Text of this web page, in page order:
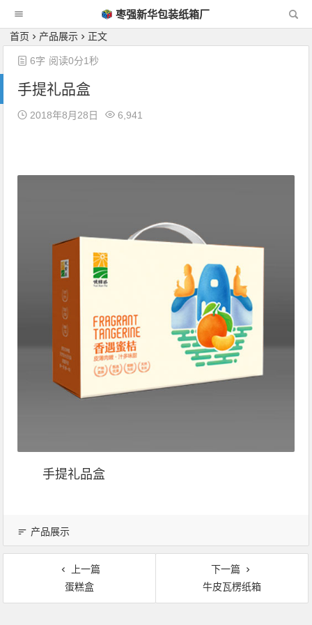
枣强新华包装纸箱厂
首页 产品展示 正文
手提礼品盒
2018年8月28日 6,941
6字 阅读0分1秒
手提礼品盒
产品展示
上一篇
蛋糕盒
下一篇
牛皮瓦楞纸箱